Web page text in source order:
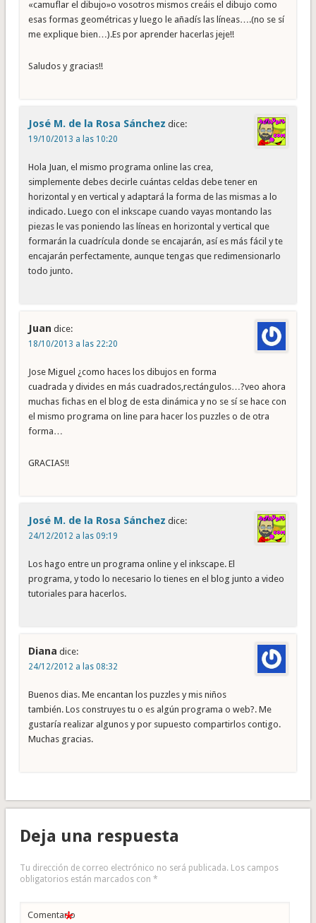
«camuflar el dibujo»o vosotros mismos creáis el dibujo como
esas formas geométricas y luego le añadís las líneas….(no se sí
me explique bien…).Es por aprender hacerlas jeje!!
Saludos y gracias!!
José M. de la Rosa Sánchez dice:
19/10/2013 a las 10:20
Hola Juan, el mismo programa online las crea,
simplemente debes decirle cuántas celdas debe tener en
horizontal y en vertical y adaptará la forma de las mismas a lo
indicado. Luego con el inkscape cuando vayas montando las
piezas le vas poniendo las líneas en horizontal y vertical que
formarán la cuadrícula donde se encajarán, así es más fácil y te
encajarán perfectamente, aunque tengas que redimensionarlo
todo junto.
Juan dice:
18/10/2013 a las 22:20
Jose Miguel ¿como haces los dibujos en forma
cuadrada y divides en más cuadrados,rectángulos…?veo ahora
muchas fichas en el blog de esta dinámica y no se sí se hace con
el mismo programa on line para hacer los puzzles o de otra
forma…
GRACIAS!!
José M. de la Rosa Sánchez dice:
24/12/2012 a las 09:19
Los hago entre un programa online y el inkscape. El
programa, y todo lo necesario lo tienes en el blog junto a video
tutoriales para hacerlos.
Diana dice:
24/12/2012 a las 08:32
Buenos dias. Me encantan los puzzles y mis niños
también. Los construyes tu o es algún programa o web?. Me
gustaría realizar algunos y por supuesto compartirlos contigo.
Muchas gracias.
Deja una respuesta
Tu dirección de correo electrónico no será publicada. Los campos
obligatorios están marcados con *
Comentario
*